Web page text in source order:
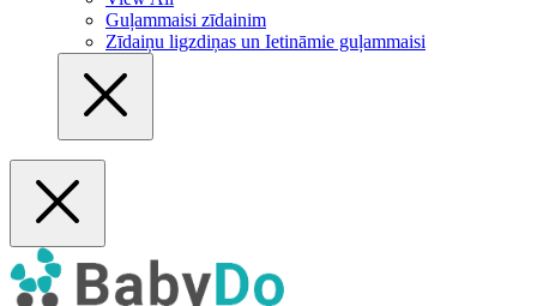
Guļammaisi zīdainim
Zīdaiņu ligzdiņas un Ietināmie guļammaisi